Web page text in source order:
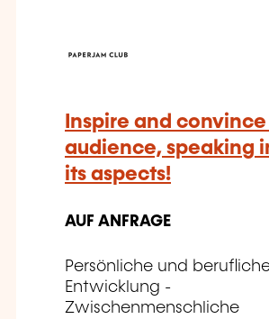
Inspire and
audience, speaking
its aspects!
AUF ANFRAGE
Persönliche und
Entwicklung -
Zwischenmenschliche